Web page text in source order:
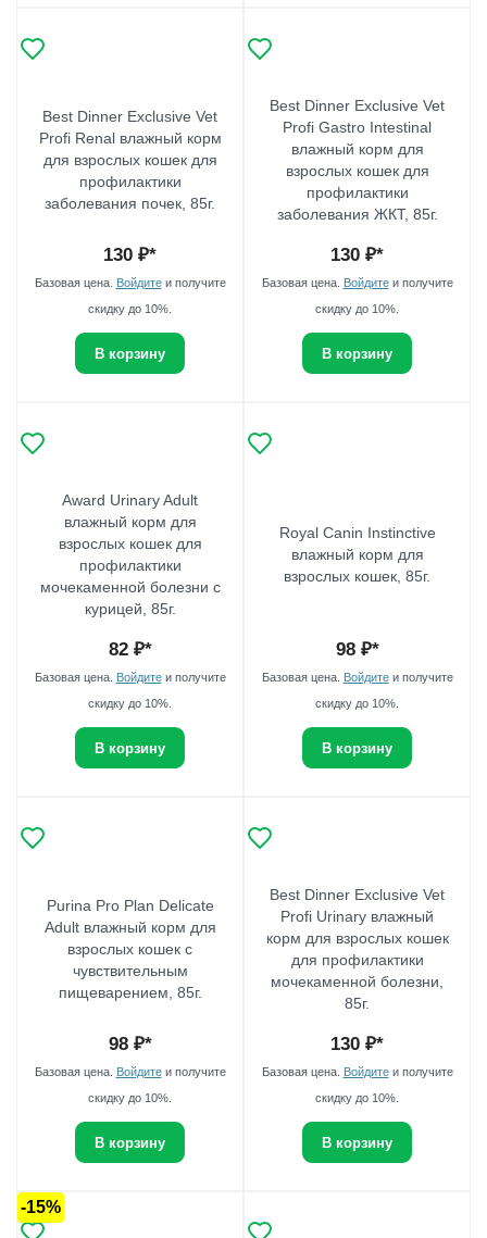
Best Dinner Exclusive Vet
Profi Renal влажный корм
для взрослых кошек для
профилактики
заболевания почек, 85г.
130 ₽*
Базовая цена. Войдитеи получите
скидку до 10%.
В корзину
Best Dinner Exclusive Vet
Profi Gastro Intestinal
влажный корм для
взрослых кошек для
профилактики
заболевания ЖКТ, 85г.
130 ₽*
Базовая цена. Войдитеи получите
скидку до 10%.
В корзину
Award Urinary Adult
влажный корм для
взрослых кошек для
профилактики
мочекаменной болезни с
курицей, 85г.
82₽*
Базовая цена. Войдитеи получите
скидку до 10%.
В корзину
Royal Canin Instinctive
влажный корм для
взрослых кошек, 85г.
98₽*
Базовая цена. Войдитеи получите
скидку до 10%.
В корзину
Purina Pro Plan Delicate
Adult влажный корм для
взрослых кошек с
чувствительным
пищеварением, 85г.
98₽*
Базовая цена. Войдитеи получите
скидку до 10%.
В корзину
Best Dinner Exclusive Vet
Profi Urinary влажный
корм для взрослых кошек
для профилактики
мочекаменной болезни,
85г.
130 ₽*
Базовая цена. Войдитеи получите
скидку до 10%.
В корзину
-15%